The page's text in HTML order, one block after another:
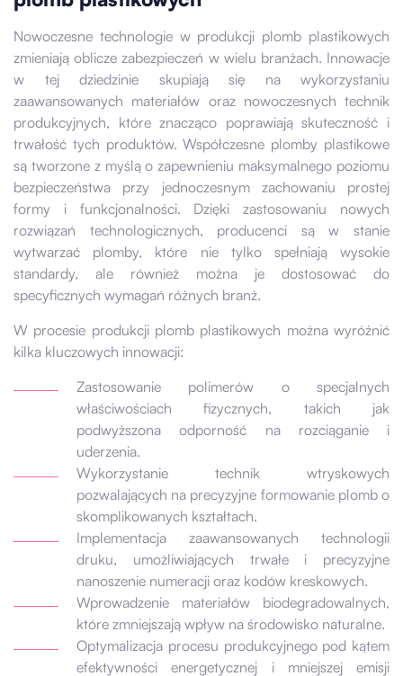
Nowoczesne technologie w produkcji plomb plastikowych
zmieniają oblicze zabezpieczeń w wielu branżach. Innowacje
w tej dziedzinie skupiają się na wykorzystaniu
zaawansowanych materiałów oraz nowoczesnych technik
produkcyjnych, które znacząco poprawiają skuteczność i
trwałość tych produktów. Współczesne plomby plastikowe
są tworzone z myślą o zapewnieniu maksymalnego poziomu
bezpieczeństwa przy jednoczesnym zachowaniu prostej
formy i funkcjonalności. Dzięki zastosowaniu nowych
rozwiązań technologicznych, producenci są w stanie
wytwarzać plomby, które nie tylko spełniają wysokie
standardy, ale również można je dostosować do
specyficznych wymagań różnych branż.
W procesie produkcji plomb plastikowych można wyróżnić
kilka kluczowych innowacji:
Zastosowanie polimerów o specjalnych
właściwościach fizycznych, takich jak
podwyższona odporność na rozciąganie i
uderzenia.
Wykorzystanie technik wtryskowych
pozwalających na precyzyjne formowanie plomb o
skomplikowanych kształtach.
Implementacja zaawansowanych technologii
druku, umożliwiających trwałe i precyzyjne
nanoszenie numeracji oraz kodów kreskowych.
Wprowadzenie materiałów biodegradowalnych,
które zmniejszają wpływ na środowisko naturalne.
Optymalizacja procesu produkcyjnego pod kątem
efektywności energetycznej i mniejszej emisji